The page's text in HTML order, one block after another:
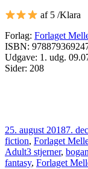
af 5 /Klara
Forlag: Forlaget
ISBN:
Udgave: 1. udg.
Sider: 208
25. august 20187.
fiction, Forlaget
Adult3 stjerner,
fantasy, Forlaget